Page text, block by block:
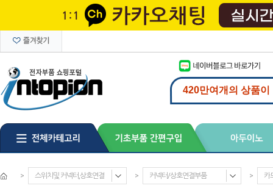
> 스위치및 커넥터,상호연결 > 커넥터/상호연결부품 > 카